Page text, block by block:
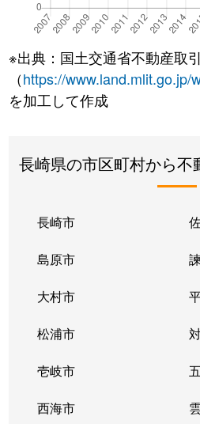
※出典：国土交通省不動産取
（https://
を加工して作成
長崎県の市区町村から不
長崎市
島原市
大村市
松浦市
壱岐市
西海市